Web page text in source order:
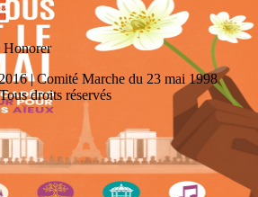
Honorer
| Comité Marche du 23 mai 1998
droits réservés